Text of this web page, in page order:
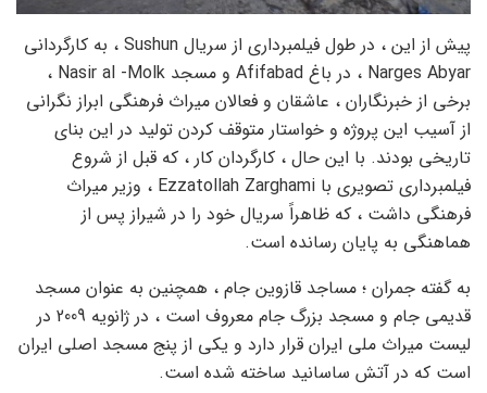
پیش از این ، در طول فیلمبرداری از سریال Sushun ، به کارگردانی
Narges Abyar ، در باغ Afifabad و مسجد Nasir al -Molk ،
برخی از خبرنگاران ، عاشقان و فعالان میراث فرهنگی ابراز نگرانی
از آسیب این پروژه و خواستار متوقف کردن تولید در این بنای
تاریخی بودند. با این حال ، کارگردان کار ، که قبل از شروع
فیلمبرداری تصویری با Ezzatollah Zarghami ، وزیر میراث
فرهنگی داشت ، که ظاهراً سریال خود را در شیراز پس از
هماهنگی به پایان رسانده است.
به گفته جمران ؛ مساجد قازوین جام ، همچنین به عنوان مسجد
قدیمی جام و مسجد بزرگ جام معروف است ، در ژانویه 2009 در
لیست میراث ملی ایران قرار دارد و یکی از پنج مسجد اصلی ایران
است که در آتش ساسانید ساخته شده است.